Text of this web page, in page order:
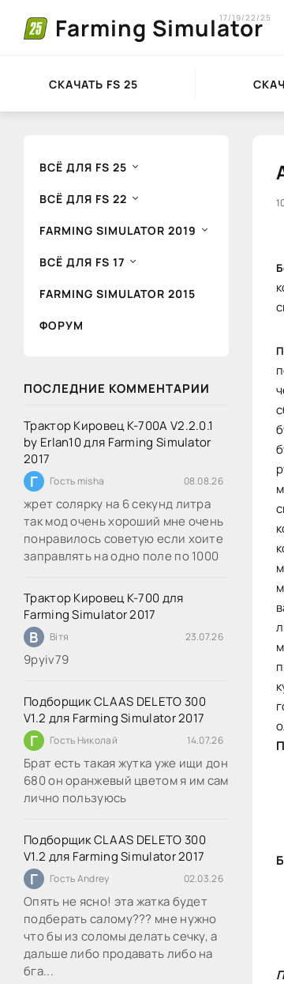
Farming Simulator
17/19/22/25
СКАЧАТЬ FS 25
ВСЁ ДЛЯ FS 25
ВСЁ ДЛЯ FS 22
FARMING SIMULATOR 2019
ВСЁ ДЛЯ FS 17
FARMING SIMULATOR 2015
ФОРУМ
ПОСЛЕДНИЕ КОММЕНТАРИИ
Трактор Кировец К-700А V2.2.0.1
by Erlan10 для Farming Simulator
2017
Г Гость misha 08.08.26
жрет солярку на 6 секунд литра
так мод очень хороший мне очень
понравилось советую если хоите
заправлять на одно поле по 1000
Трактор Кировец К-700 для
Farming Simulator 2017
В Вітя 23.07.26
9руіv79
Подборщик CLAAS DELETO 300
V1.2 для Farming Simulator 2017
Г Гость Николай 14.07.26
Брат есть такая жутка уже ищи дон
680 он оранжевый цветом я им сам
лично пользуюсь
Подборщик CLAAS DELETO 300
V1.2 для Farming Simulator 2017
Г Гость Andrey 02.03.26
Опять не ясно! эта жатка будет
подберать салому??? мне нужно
что бы из соломы делать сечку, а
дальше либо продавать либо на
бга...